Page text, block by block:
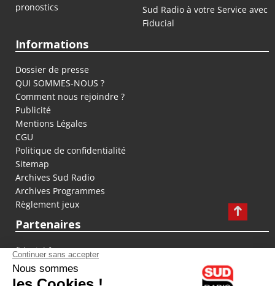
pronostics
Sud Radio à votre Service avec
Fiducial
Informations
Dossier de presse
QUI SOMMES-NOUS ?
Comment nous rejoindre ?
Publicité
Mentions Légales
CGU
Politique de confidentialité
Sitemap
Archives Sud Radio
Archives Programmes
Règlement jeux
Partenaires
fiducial.fr
lyoncapitale.fr
olympique-et-lyonnais.com